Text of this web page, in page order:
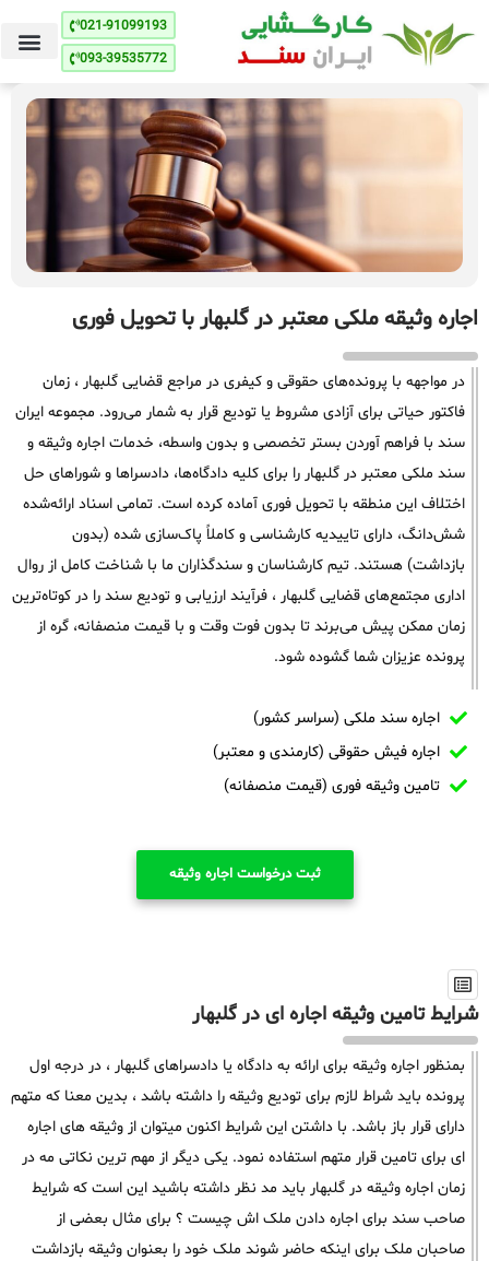
021-91099193
093-39535772
اجاره وثیقه ملکی معتبر در گلبهار با تحویل فوری
در مواجهه با پرونده‌های حقوقی و کیفری در مراجع قضایی گلبهار ، زمان
فاکتور حیاتی برای آزادی مشروط یا تودیع قرار به شمار می‌رود. مجموعه ایران
سند با فراهم آوردن بستر تخصصی و بدون واسطه، خدمات اجاره وثیقه و
سند ملکی معتبر در گلبهار را برای کلیه دادگاه‌ها، دادسراها و شوراهای حل
اختلاف این منطقه با تحویل فوری آماده کرده است. تمامی اسناد ارائه‌شده
شش‌دانگ، دارای تاییدیه کارشناسی و کاملاً پاک‌سازی شده (بدون
بازداشت) هستند. تیم کارشناسان و سندگذاران ما با شناخت کامل از روال
اداری مجتمع‌های قضایی گلبهار ، فرآیند ارزیابی و تودیع سند را در کوتاه‌ترین
زمان ممکن پیش می‌برند تا بدون فوت وقت و با قیمت منصفانه، گره از
پرونده عزیزان شما گشوده شود.
اجاره سند ملکی (سراسر کشور)
اجاره فیش حقوقی (کارمندی و معتبر)
تامین وثیقه فوری (قیمت منصفانه)
ثبت درخواست اجاره وثیقه
شرایط تامین وثیقه اجاره ای در گلبهار
بمنظور اجاره وثیقه برای ارائه به دادگاه یا دادسراهای گلبهار ، در درجه اول
پرونده باید شراط لازم برای تودیع وثیقه را داشته باشد ، بدین معنا که متهم
دارای قرار باز باشد. با داشتن این شرایط اکنون میتوان از وثیقه های اجاره
ای برای تامین قرار متهم استفاده نمود. یکی دیگر از مهم ترین نکاتی مه در
زمان اجاره وثیقه در گلبهار باید مد نظر داشته باشید این است که شرایط
صاحب سند برای اجاره دادن ملک اش چیست ؟ برای مثال بعضی از
صاحبان ملک برای اینکه حاضر شوند ملک خود را بعنوان وثیقه بازداشت